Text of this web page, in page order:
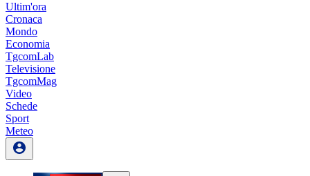
Ultim'ora
Cronaca
Mondo
Economia
TgcomLab
Televisione
TgcomMag
Video
Schede
Sport
Meteo